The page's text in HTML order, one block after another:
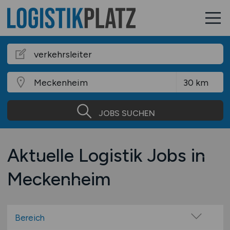
JOBS SUCHEN
Aktuelle Logistik Jobs in
Meckenheim
Bereich